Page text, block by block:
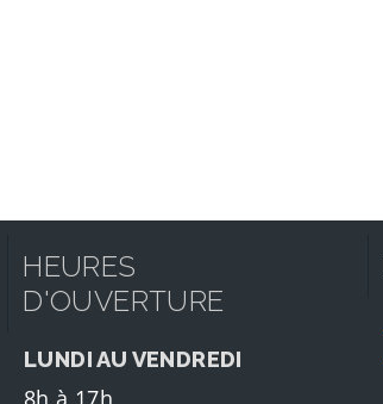
HEURES
D'OUVERTURE
LUNDI AU VENDREDI
8h à 17h